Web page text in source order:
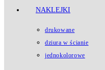
NAKLEJKI
drukowane
dziura w ścianie
jednokolorowe